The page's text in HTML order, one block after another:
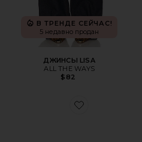
В ТРЕНДЕ СЕЙЧАС!
5 недавно продан
ДЖИНСЫ LISA
ALL THE WAYS
$82
Favorite